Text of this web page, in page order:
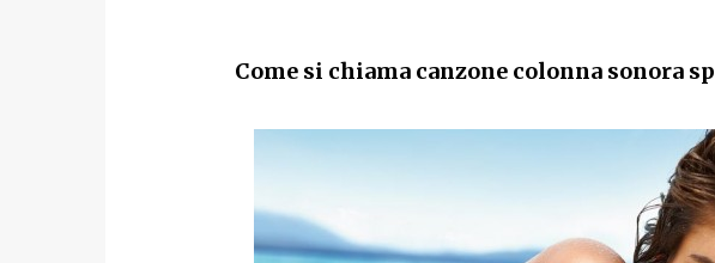
Come si chiama canzone colonna sonora